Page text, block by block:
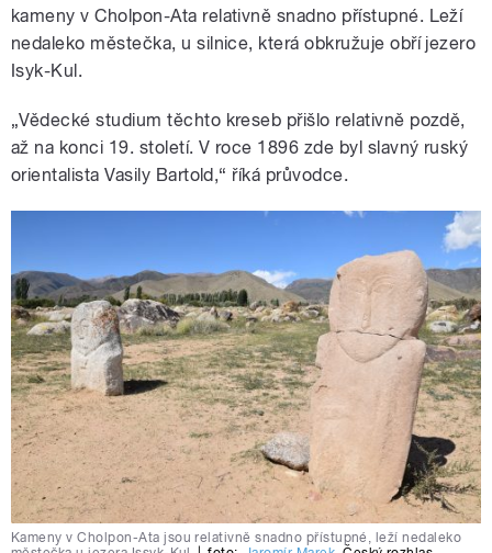
kameny v Cholpon-Ata relativně snadno přístupné. Leží
nedaleko městečka, u silnice, která obkružuje obří jezero
Isyk-Kul.
„Vědecké studium těchto kreseb přišlo relativně pozdě,
až na konci 19. století. V roce 1896 zde byl slavný ruský
orientalista Vasily Bartold,“ říká průvodce.
Kameny v Cholpon-Ata jsou relativně snadno přístupné, leží nedaleko